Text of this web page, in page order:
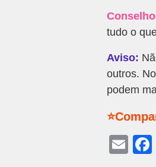
tudo o
Aviso:
outros.
podem
E